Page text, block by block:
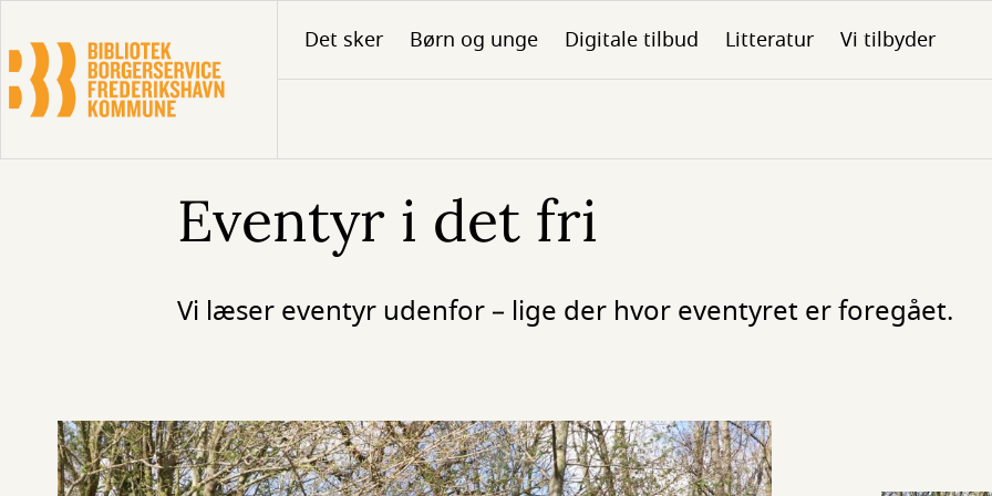
hovedindhold
Det sker Børn og unge Digitale tilbud Litteratur Vi tilbyder
Eventyr i det fri
Vi læser eventyr udenfor – lige der hvor eventyret er foregået.